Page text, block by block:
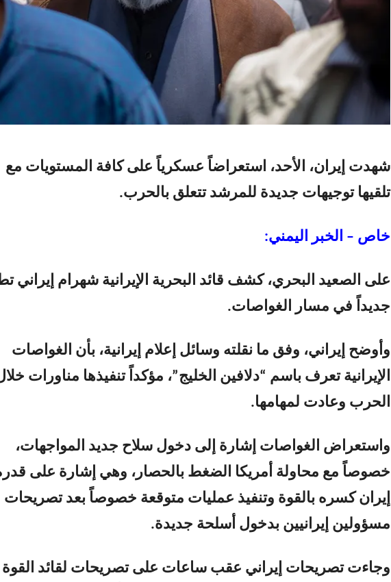
شهدت إيران، الأحد، استعراضاً عسكرياً على كافة المستويات مع
تلقيها توجيهات جديدة للمرشد تتعلق بالحرب.
خاص – الخبر اليمني:
على الصعيد البحري، كشف قائد البحرية الإيرانية شهرام إيراني
جديداً في مسار الغواصات.
وأوضح إيراني، وفق ما نقلته وسائل إعلام إيرانية، بأن الغواصات
الإيرانية تعرف باسم “دلافين الخليج”، مؤكداً تنفيذها مناورات
الحرب وعادت لمهامها.
واستعراض الغواصات إشارة إلى دخول سلاح جديد المواجهات،
خصوصاً مع محاولة أمريكا الضغط بالحصار، وهي إشارة على
إيران كسره بالقوة وتنفيذ عمليات متوقعة خصوصاً بعد تصريحات
مسؤولين إيرانيين بدخول أسلحة جديدة.
وجاءت تصريحات إيراني عقب ساعات على تصريحات لقائد القوة